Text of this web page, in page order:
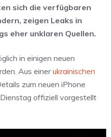
sich die verfügbaren
zeigen Leaks in
eher unklaren Quellen.
in einigen neuen
Aus einerukrainischen
zum neuen iPhone
offiziell vorgestellt